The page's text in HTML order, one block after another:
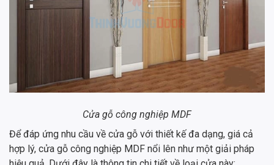
Cửa gỗ công nghiệp MDF
Để đáp ứng nhu cầu về cửa gỗ với thiết kế đa dạng, giá cả
hợp lý, cửa gỗ công nghiệp MDF nổi lên như một giải pháp